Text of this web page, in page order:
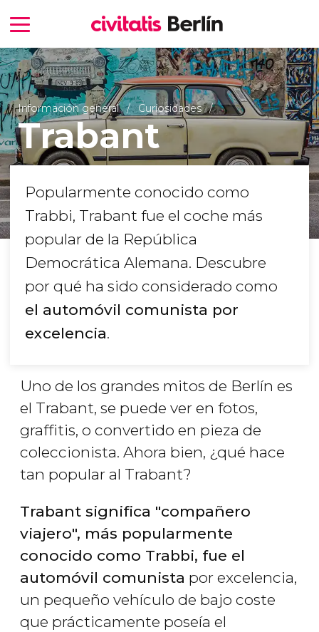
Información general Curiosidades
Trabant
Popularmente conocido como
Trabbi, Trabant fue el coche más
popular de la República
Democrática Alemana. Descubre
por qué ha sido considerado como
el automóvil comunista por
excelencia.
Uno de los grandes mitos de Berlín es
el Trabant, se puede ver en fotos,
graffitis, o convertido en pieza de
coleccionista. Ahora bien, ¿qué hace
tan popular al Trabant?
Trabant significa "compañero
viajero", más popularmente
conocido como Trabbi, fue el
automóvil comunista por excelencia,
un pequeño vehículo de bajo coste
que prácticamente poseía el